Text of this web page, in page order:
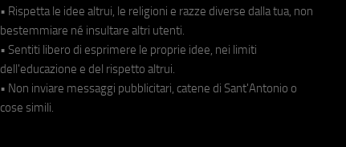
• Rispetta le idee altrui, le religioni e razze diverse dalla tua, non
bestemmiare né insultare altri utenti.
• Sentiti libero di esprimere le proprie idee, nei limiti
dell'educazione e del rispetto altrui.
• Non inviare messaggi pubblicitari, catene di Sant'Antonio o
cose simili.